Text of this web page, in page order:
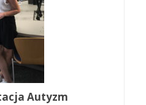
Autyzm